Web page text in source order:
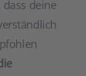
deine